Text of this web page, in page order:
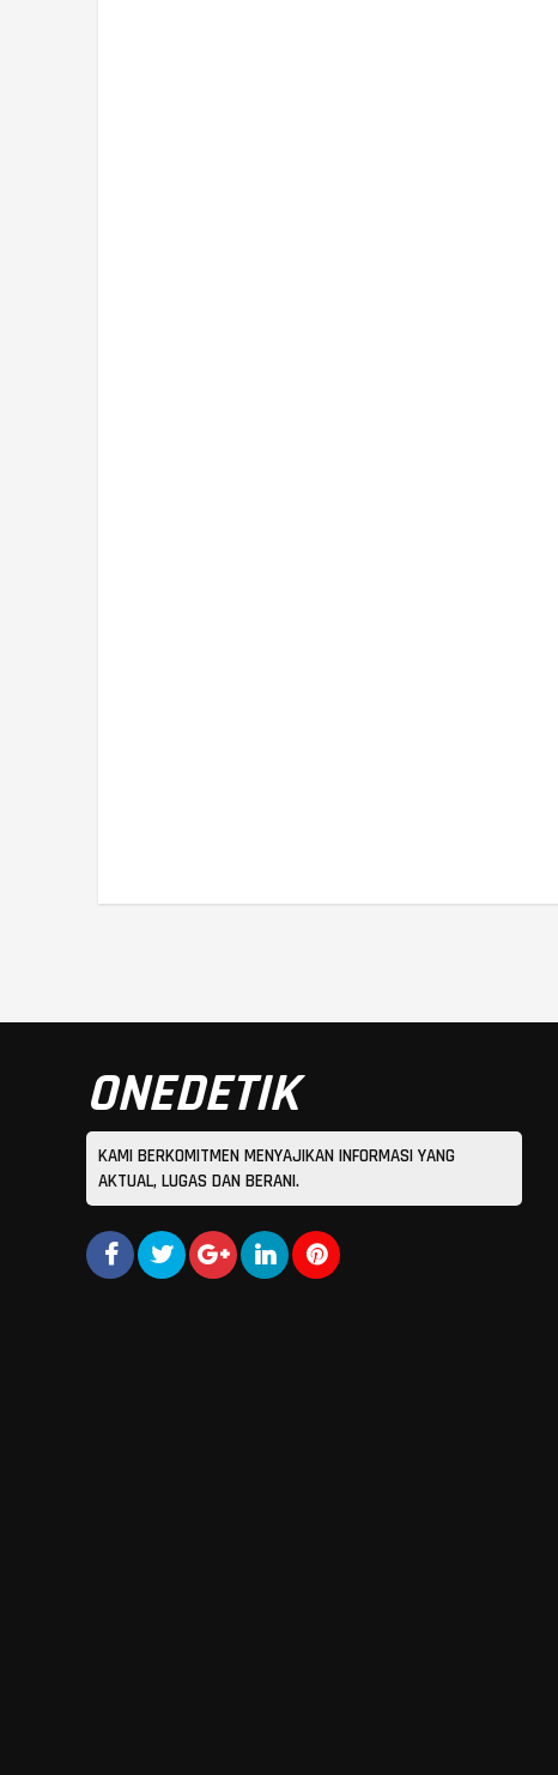
ONEDETIK
KAMI BERKOMITMEN MENYAJIKAN INFORMASI YANG
AKTUAL, LUGAS DAN BERANI.